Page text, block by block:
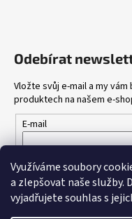
Využíváme soubory
a zlepšovat naše služby.
vyjadřujete souhlas s
Odebírat
Vložte svůj e-mail a my
produktech na našem e-
E-mail
údajů
PŘIHLÁSIT SE